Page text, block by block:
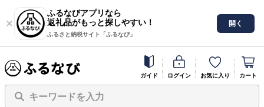
ふるなびアプリなら
返礼品がもっと探しやすい！
ふるさと納税サイト「ふるなび」
開く
ガイド ログイン お気に入り カート
キーワードを入力